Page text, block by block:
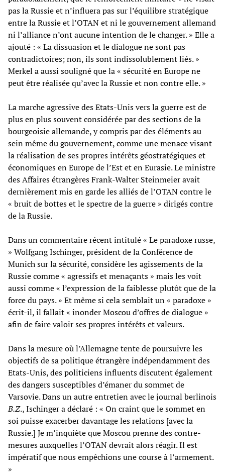
pas la Russie et n’influera pas sur l’équilibre stratégique
entre la Russie et l’OTAN et ni le gouvernement allemand
ni l’alliance n’ont aucune intention de le changer. » Elle a
ajouté : « La dissuasion et le dialogue ne sont pas
contradictoires; non, ils sont indissolublement liés. »
Merkel a aussi souligné que la « sécurité en Europe ne
peut être réalisée qu’avec la Russie et non contre elle. »
La marche agressive des Etats-Unis vers la guerre est de
plus en plus souvent considérée par des sections de la
bourgeoisie allemande, y compris par des éléments au
sein même du gouvernement, comme une menace visant
la réalisation de ses propres intérêts géostratégiques et
économiques en Europe de l’Est et en Eurasie. Le ministre
des Affaires étrangères Frank-Walter Steinmeier avait
dernièrement mis en garde les alliés de l’OTAN contre le
« bruit de bottes et le spectre de la guerre » dirigés contre
de la Russie.
Dans un commentaire récent intitulé « Le paradoxe russe,
» Wolfgang Ischinger, président de la Conférence de
Munich sur la sécurité, considère les agissements de la
Russie comme « agressifs et menaçants » mais les voit
aussi comme « l’expression de la faiblesse plutôt que de la
force du pays. » Et même si cela semblait un « paradoxe »
écrit-il, il fallait « inonder Moscou d’offres de dialogue »
afin de faire valoir ses propres intérêts et valeurs.
Dans la mesure où l’Allemagne tente de poursuivre les
objectifs de sa politique étrangère indépendamment des
Etats-Unis, des politiciens influents discutent également
des dangers susceptibles d’émaner du sommet de
Varsovie. Dans un autre entretien avec le journal berlinois
B.Z., Ischinger a déclaré : « On craint que le sommet en
soi puisse exacerber davantage les relations [avec la
Russie.] Je m’inquiète que Moscou prenne des contre-
mesures auxquelles l’OTAN devrait alors réagir. Il est
impératif que nous empêchions une course à l’armement.
»